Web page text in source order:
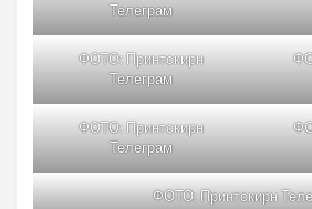
Телеграм
ФОТО: Принтскирн
Телеграм
ФОТО: Принтскирн
Телеграм
ФОТО: Принтскирн